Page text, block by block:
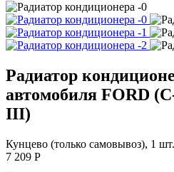
Радиатор
автомобиля FORD
III)
Кунцево (только самовывоз), 1 шт.
7 209 Р